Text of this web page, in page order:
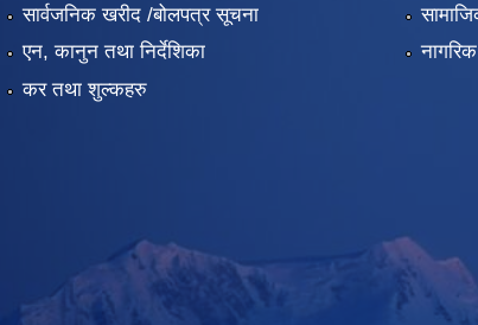
सार्वजनिक खरीद /बोलपत्र सूचना
एन, कानुन तथा निर्देशिका
कर तथा शुल्कहरु